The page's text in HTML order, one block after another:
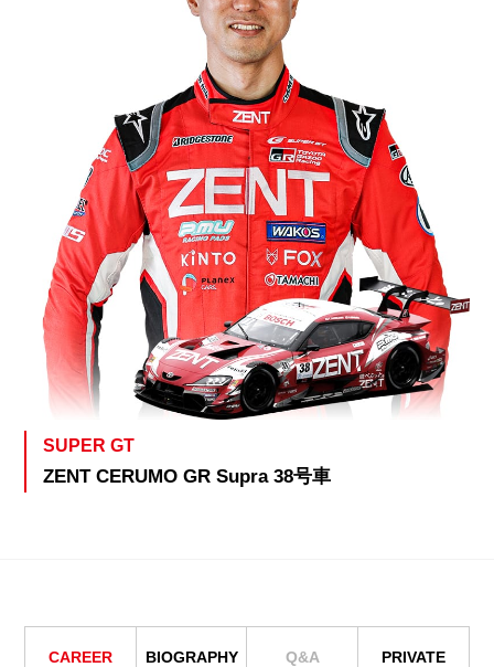
SUPER GT
ZENT CERUMO GR Supra 38号車
CAREER BIOGRAPHY Q&A PRIVATE